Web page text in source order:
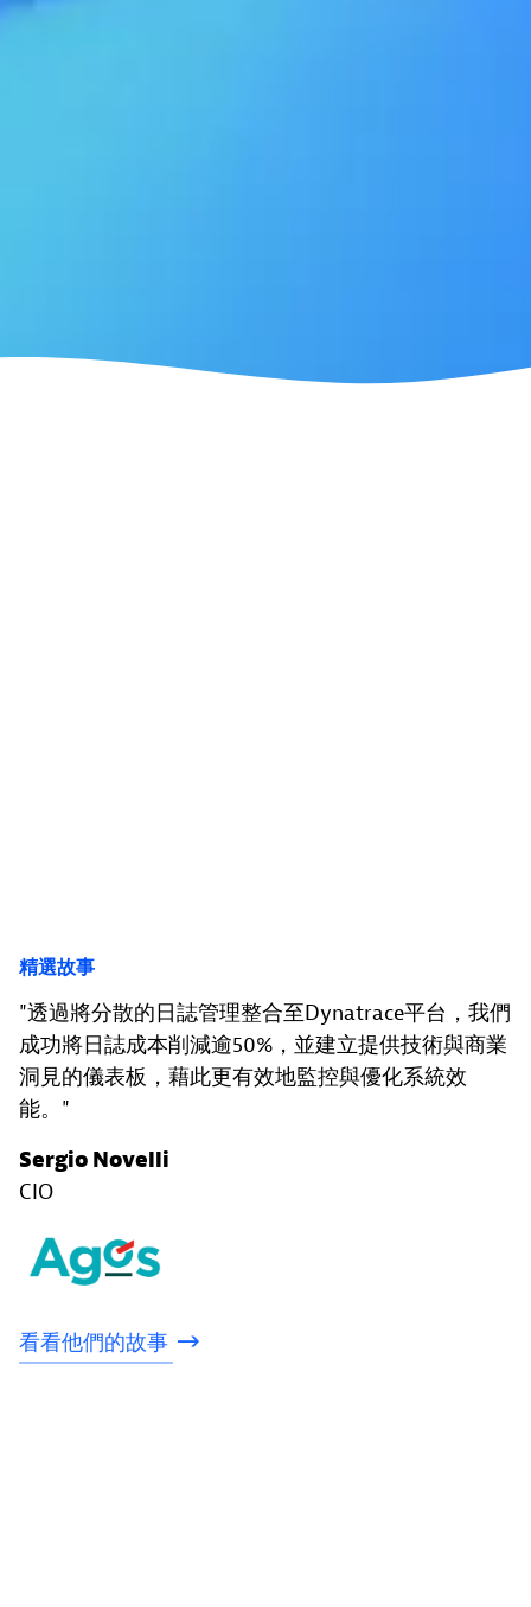
精選故事
透過將分散的日誌管理整合至Dynatrace平台，我們
成功將日誌成本削減逾50%，並建立提供技術與商業
洞見的儀表板，藉此更有效地監控與優化系統效
能。
Sergio Novelli
CIO
看看他們的故事